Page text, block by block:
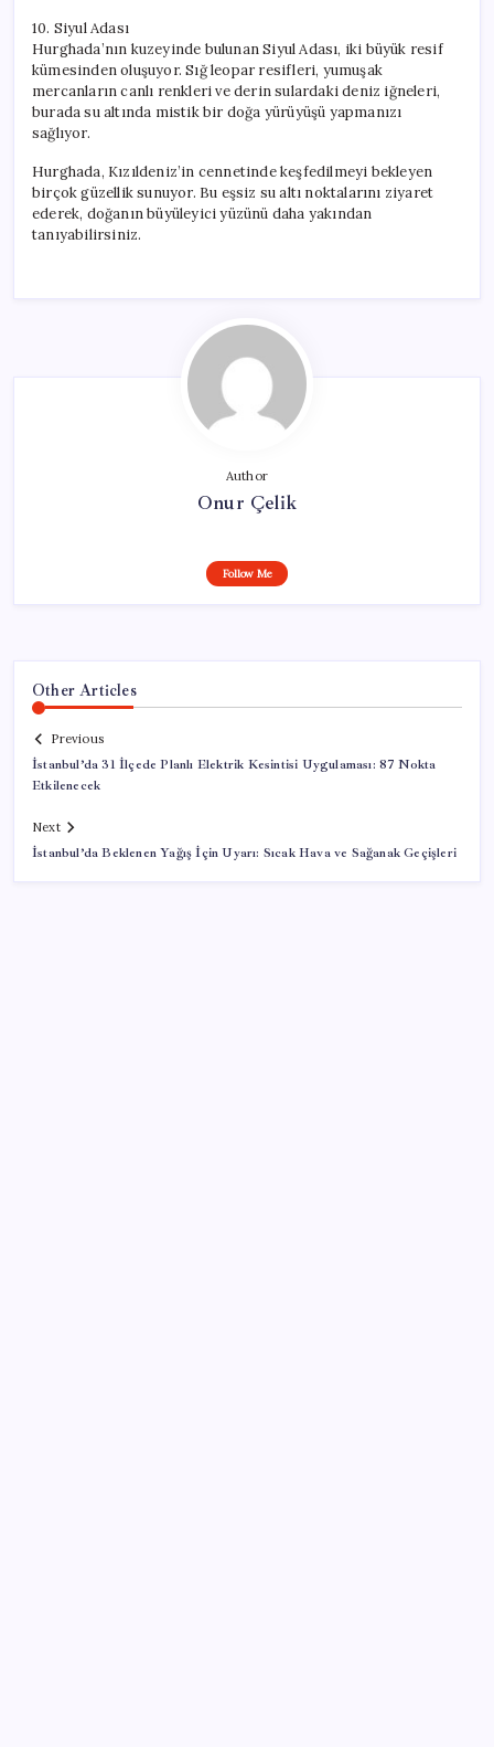
10. Siyul Adası
Hurghada’nın kuzeyinde bulunan Siyul Adası, iki büyük resif
kümesinden oluşuyor. Sığ leopar resifleri, yumuşak
mercanların canlı renkleri ve derin sulardaki deniz iğneleri,
burada su altında mistik bir doğa yürüyüşü yapmanızı
sağlıyor.
Hurghada, Kızıldeniz’in cennetinde keşfedilmeyi bekleyen
birçok güzellik sunuyor. Bu eşsiz su altı noktalarını ziyaret
ederek, doğanın büyüleyici yüzünü daha yakından
tanıyabilirsiniz.
Author
Onur Çelik
Follow Me
Other Articles
Previous
İstanbul’da 31 İlçede Planlı Elektrik Kesintisi Uygulaması: 87 Nokta
Etkilenecek
Next
İstanbul’da Beklenen Yağış İçin Uyarı: Sıcak Hava ve Sağanak Geçişleri